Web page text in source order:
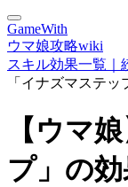
GameWith
ウマ娘攻略wiki
スキル効果一覧｜
「イナズマステ
【ウマ
プ」の